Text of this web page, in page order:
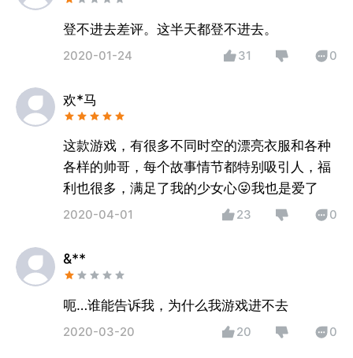
登不进去差评。这半天都登不进去。
2020-01-24 31 0
欢*马
这款游戏，有很多不同时空的漂亮衣服和各种
各样的帅哥，每个故事情节都特别吸引人，福
利也很多，满足了我的少女心😜我也是爱了
2020-04-01 23 0
&**
呃…谁能告诉我，为什么我游戏进不去
2020-03-20 20 0